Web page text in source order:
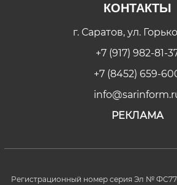
КОНТАКТЫ
г. Саратов, ул.
+7 (917) 982-81-
+7 (8452) 659-
РЕКЛАМА
Регистрационный номер серия Эл № ФС77-